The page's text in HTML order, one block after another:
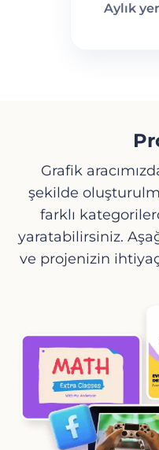
Aylık
Grafik
şekilde
farklı
yaratabilirsiniz.
ve projenizin